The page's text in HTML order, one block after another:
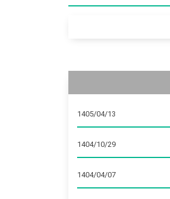
1405/04/13
1404/10/29
1404/04/07